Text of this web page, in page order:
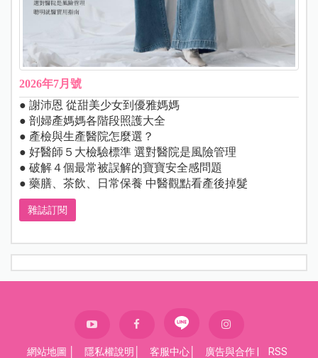
2026年7月號
● 謝沛恩 從甜美少女到優雅媽媽
● 剖婦產媽媽各階段照護大全
● 產檢與生產醫院怎麼選？
● 好醫師５大檢驗標準 選對醫院是風險管理
● 破解４個最常被誤解的寶寶安全感問題
● 藥膳、茶飲、日常保養 中醫觀點看產後掉髮
雜誌訂閱
網站地圖 隱私權說明 客服中心 廣告與合作 RSS